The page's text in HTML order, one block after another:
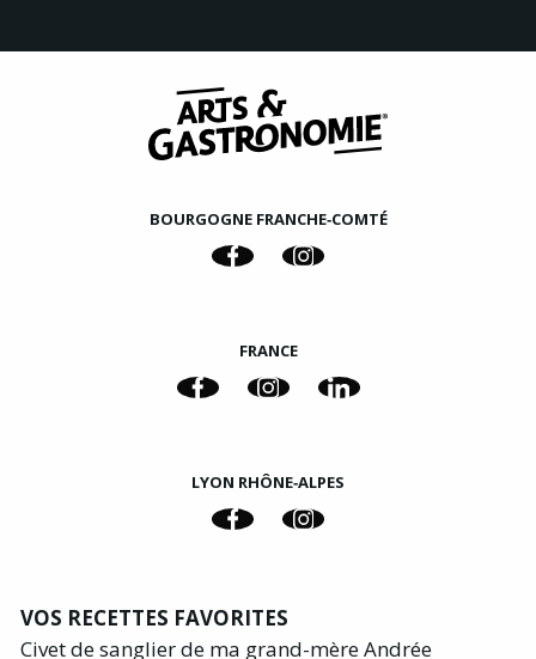
BOURGOGNE FRANCHE‑COMTÉ
FRANCE
LYON RHÔNE‑ALPES
VOS RECETTES FAVORITES
Civet de sanglier de ma grand-mère Andrée